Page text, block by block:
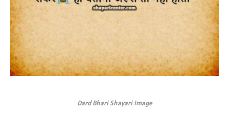
Dard Bhari Shayari Image